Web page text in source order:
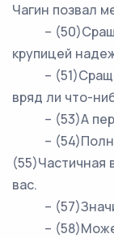
Чагин позвал
–
крупицей
–
вряд ли что-
– (53)А
–
(55)Частичная
вас.
–
– (58)Может